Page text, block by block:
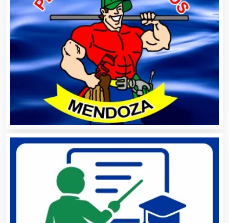
Agua Purificada
Aire Acondicionado
Alarmas
Albercas
Alimentos
Almacenaje